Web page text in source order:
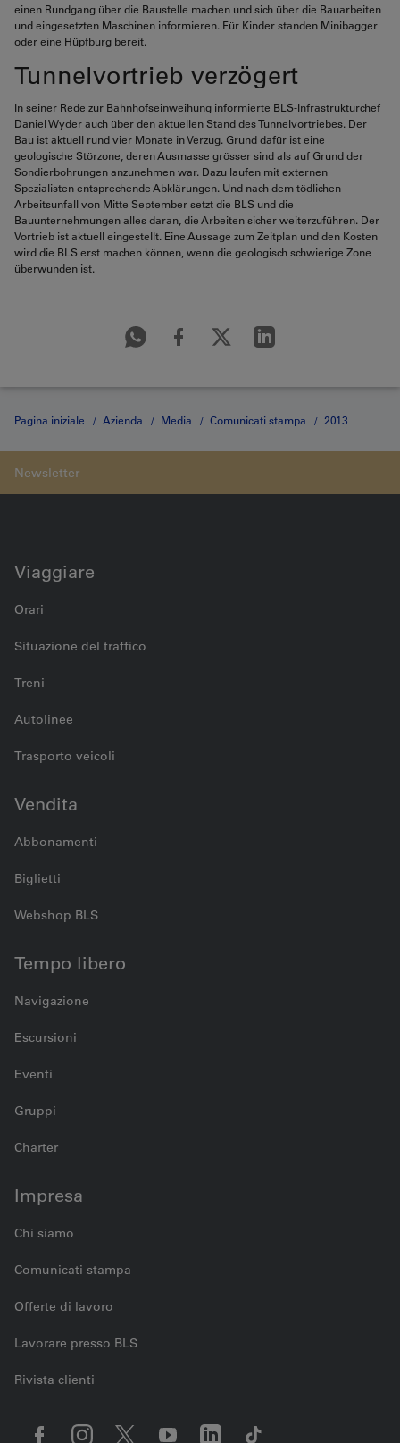
einen Rundgang über die Baustelle machen und sich über die Bauarbeiten
und eingesetzten Maschinen informieren. Für Kinder standen Minibagger
oder eine Hüpfburg bereit.
Tunnelvortrieb verzögert
In seiner Rede zur Bahnhofseinweihung informierte BLS-Infrastrukturchef
Daniel Wyder auch über den aktuellen Stand des Tunnelvortriebes. Der
Bau ist aktuell rund vier Monate in Verzug. Grund dafür ist eine
geologische Störzone, deren Ausmasse grösser sind als auf Grund der
Sondierbohrungen anzunehmen war. Dazu laufen mit externen
Spezialisten entsprechende Abklärungen. Und nach dem tödlichen
Arbeitsunfall von Mitte September setzt die BLS und die
Bauunternehmungen alles daran, die Arbeiten sicher weiterzuführen. Der
Vortrieb ist aktuell eingestellt. Eine Aussage zum Zeitplan und den Kosten
wird die BLS erst machen können, wenn die geologisch schwierige Zone
überwunden ist.
Pagina iniziale Azienda Media Comunicati stampa 2013
Viaggiare
Orari
Situazione del traffico
Treni
Autolinee
Trasporto veicoli
Vendita
Abbonamenti
Biglietti
Webshop BLS
Tempo libero
Navigazione
Escursioni
Eventi
Gruppi
Charter
Impresa
Chi siamo
Comunicati stampa
Offerte di lavoro
Lavorare presso BLS
Rivista clienti